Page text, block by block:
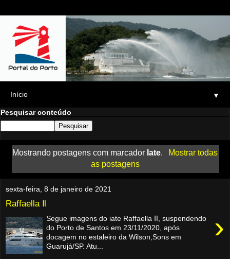
▼
Pesquisar conteúdo
Mostrando postagens com marcador Iate.
Mostrar todas
as postagens
sexta-feira, 8 de janeiro de 2021
Raffaella Ⅱ
›
Segue imagens do iate Raffaella Ⅱ, suspendendo
do Porto de Santos em 23/11/2020, após
docagem no estaleiro da Wilson,Sons em
Guarujá/SP. Atu...